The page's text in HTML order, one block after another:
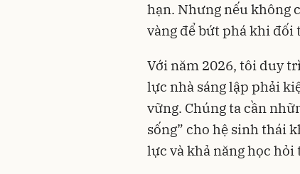
hạn. Nhưng nếu không
vàng để bứt phá khi đối
Với năm 2026, tôi duy
lực nhà sáng lập phải
vững. Chúng ta cần
sống” cho hệ sinh thái
lực và khả năng học